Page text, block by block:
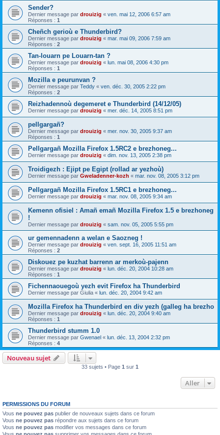
Sender?
Dernier message par drouizig « ven. mai 12, 2006 6:57 am
Réponses : 1
Cheñch gerioù e Thunderbird?
Dernier message par drouizig « mar. mai 09, 2006 7:59 am
Réponses : 2
Tan-louarn pe Louarn-tan ?
Dernier message par drouizig « lun. mai 08, 2006 4:30 pm
Réponses : 1
Mozilla e peurunvan ?
Dernier message par Teddy « ven. déc. 30, 2005 2:22 pm
Réponses : 2
Reizhadennoù degemeret e Thunderbird (14/12/05)
Dernier message par drouizig « mer. déc. 14, 2005 8:51 pm
pellgargañ?
Dernier message par drouizig « mer. nov. 30, 2005 9:37 am
Réponses : 1
Pellgargañ Mozilla Firefox 1.5RC2 e brezhoneg...
Dernier message par drouizig « dim. nov. 13, 2005 2:38 pm
Troidigezh : Ejipt pe Egipt (rollad ar yezhoù)
Dernier message par Gweladenner-kozh « mar. nov. 08, 2005 3:12 pm
Pellgargañ Mozilla Firefox 1.5RC1 e brezhoneg...
Dernier message par drouizig « mar. nov. 08, 2005 9:34 am
Kemenn ofisiel : Amañ emañ Mozilla Firefox 1.5 e brezhoneg
!
Dernier message par drouizig « sam. nov. 05, 2005 5:55 pm
ur gemennadenn a welan e Saozneg !
Dernier message par drouizig « ven. sept. 16, 2005 11:51 am
Réponses : 2
Diskouez pe kuzhat barrenn ar merkoù-pajenn
Dernier message par drouizig « lun. déc. 20, 2004 10:28 am
Réponses : 1
Fichennaouegoù yezh evit Firefox ha Thunderbird
Dernier message par Giulia « lun. déc. 20, 2004 9:42 am
Mozilla Firefox ha Thunderbird en div yezh (galleg ha brezho
Dernier message par drouizig « lun. déc. 20, 2004 9:40 am
Réponses : 1
Thunderbird stumm 1.0
Dernier message par Gwenael « lun. déc. 13, 2004 2:32 pm
Réponses : 4
Nouveau sujet
33 sujets • Page 1 sur 1
Aller
PERMISSIONS DU FORUM
Vous ne pouvez pas publier de nouveaux sujets dans ce forum
Vous ne pouvez pas répondre aux sujets dans ce forum
Vous ne pouvez pas modifier vos messages dans ce forum